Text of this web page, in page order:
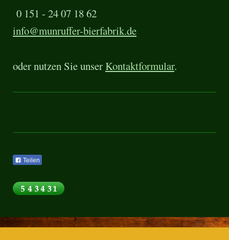
0 151 - 24 07 18 62
info@munruffer-bierfabrik.de
oder nutzen Sie unser Kontaktformular.
Teilen